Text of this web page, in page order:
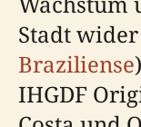
Stadt
Braziliense
IHGDF